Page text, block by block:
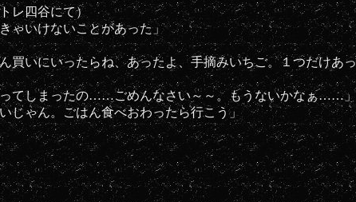
レ四谷にて）
ゃいけないことがあった」
買いにいったらね、あったよ、手摘みいちご。１つだけあ
ってしまったの……ごめんなさい～～。もうないかなぁ……」
じゃん。ごはん食べおわったら行こう」